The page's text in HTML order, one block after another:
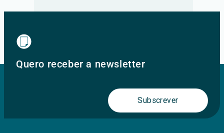
Quero receber a newsletter
Subscrever